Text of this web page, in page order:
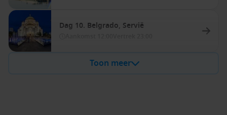
Dag 10. Belgrado, Servië
Toon meer